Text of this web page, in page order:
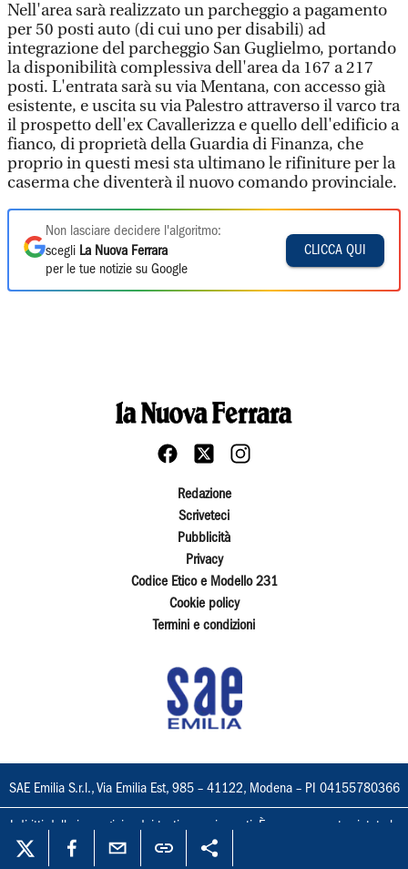
Nell'area sarà realizzato un parcheggio a pagamento
per 50 posti auto (di cui uno per disabili) ad
integrazione del parcheggio San Guglielmo, portando
la disponibilità complessiva dell'area da 167 a 217
posti. L'entrata sarà su via Mentana, con accesso già
esistente, e uscita su via Palestro attraverso il varco tra
il prospetto dell'ex Cavallerizza e quello dell'edificio a
fianco, di proprietà della Guardia di Finanza, che
proprio in questi mesi sta ultimano le rifiniture per la
caserma che diventerà il nuovo comando provinciale.
Non lasciare decidere l'algoritmo:
scegli La Nuova Ferrara
per le tue notizie su Google
CLICCA QUI
Redazione
Scriveteci
Pubblicità
Privacy
Codice Etico e Modello 231
Cookie policy
Termini e condizioni
SAE Emilia S.r.l., Via Emilia Est, 985 – 41122, Modena – PI 04155780366
I diritti delle immagini e dei testi sono riservati. È espressamente vietata la
loro riproduzione con qualsiasi mezzo e l'adattamento totale o parziale.